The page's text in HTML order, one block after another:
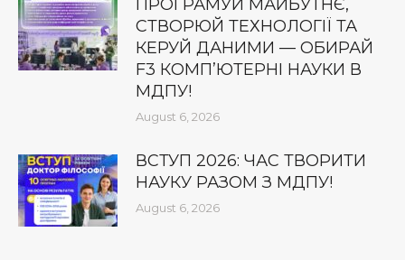
ПРОГРАМУЙ МАЙБУТНЄ,
СТВОРЮЙ ТЕХНОЛОГІЇ ТА
КЕРУЙ ДАНИМИ — ОБИРАЙ
F3 КОМП’ЮТЕРНІ НАУКИ В
МДПУ!
August 6, 2026
ВСТУП 2026: ЧАС ТВОРИТИ
НАУКУ РАЗОМ З МДПУ!
August 6, 2026